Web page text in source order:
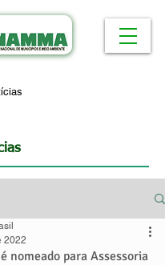
nomeado para Assessoria
2022